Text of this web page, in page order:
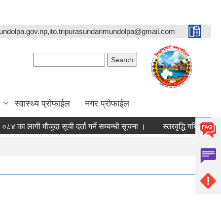
स्वास्थ्य प्रोफाईल नगर प्रोफाईल
मौजुदा सूची दर्ता गर्ने सम्बन्धी सूचना । स्तरवृद्धि गरिएको सम्बन्धमा ।